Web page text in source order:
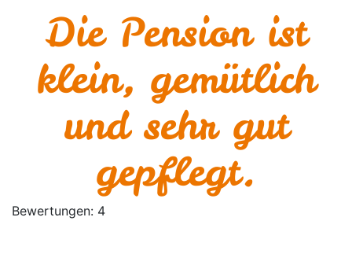
Die Pension ist
klein, gemütlich
und sehr gut
gepflegt.
Bewertungen: 4